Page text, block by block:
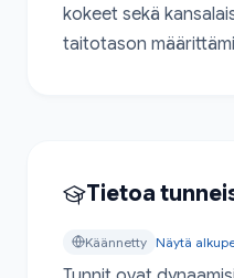
kokeet sekä
taitotason
Tietoa
Käännetty Näytä